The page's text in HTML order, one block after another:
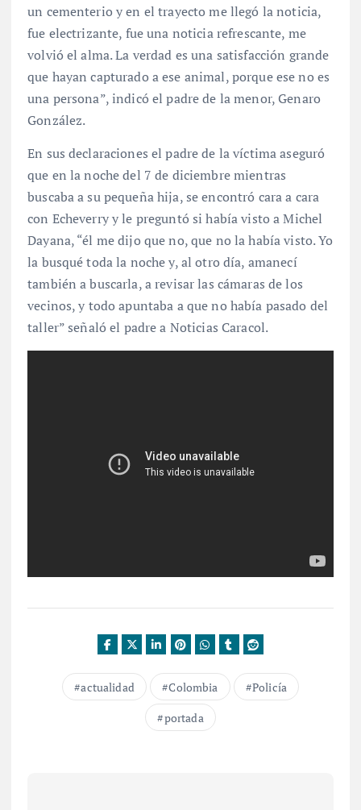
un cementerio y en el trayecto me llegó la noticia,
fue electrizante, fue una noticia refrescante, me
volvió el alma. La verdad es una satisfacción grande
que hayan capturado a ese animal, porque ese no es
una persona”, indicó el padre de la menor, Genaro
González.
En sus declaraciones el padre de la víctima aseguró
que en la noche del 7 de diciembre mientras
buscaba a su pequeña hija, se encontró cara a cara
con Echeverry y le preguntó si había visto a Michel
Dayana, “él me dijo que no, que no la había visto. Yo
la busqué toda la noche y, al otro día, amanecí
también a buscarla, a revisar las cámaras de los
vecinos, y todo apuntaba a que no había pasado del
taller” señaló el padre a Noticias Caracol.
actualidad Colombia
Policía
portada